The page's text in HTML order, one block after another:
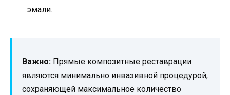
эмали.
Важно: Прямые композитные реставрации
являются минимально инвазивной процедурой,
сохраняющей максимальное количество